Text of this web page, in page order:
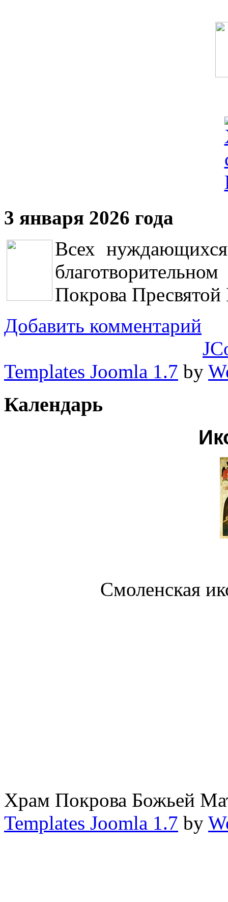
3 января 2026 года
Всех
Покрова Пресвятой
Добавить комментарий
Templates Joomla 1.7 by
Календарь
Смоленская
Храм Покрова Божьей
Templates Joomla 1.7 by